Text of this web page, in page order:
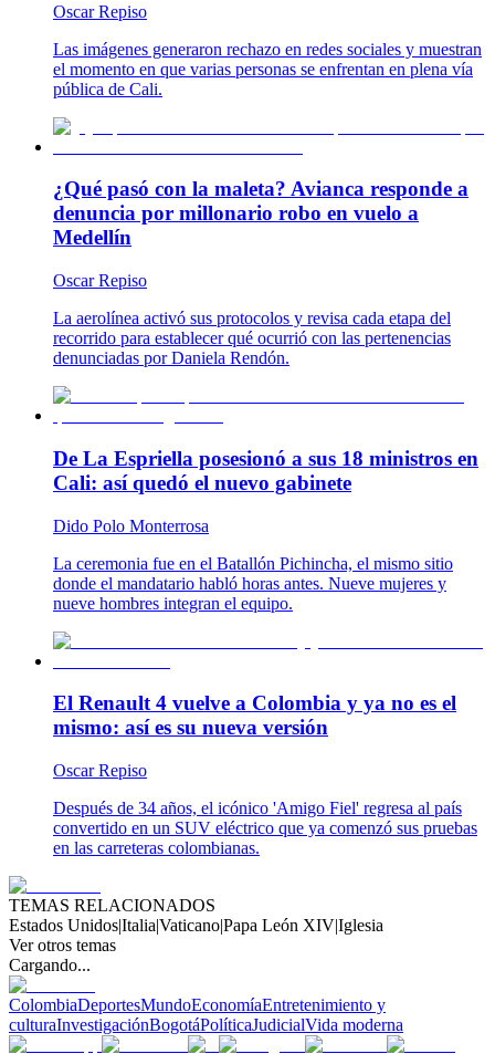
Oscar Repiso
Las imágenes generaron rechazo en redes sociales y muestran
el momento en que varias personas se enfrentan en plena vía
pública de Cali.
¿Qué pasó con la maleta? Avianca responde a
denuncia por millonario robo en vuelo a
Medellín
Oscar Repiso
La aerolínea activó sus protocolos y revisa cada etapa del
recorrido para establecer qué ocurrió con las pertenencias
denunciadas por Daniela Rendón.
De La Espriella posesionó a sus 18 ministros en
Cali: así quedó el nuevo gabinete
Dido Polo Monterrosa
La ceremonia fue en el Batallón Pichincha, el mismo sitio
donde el mandatario habló horas antes. Nueve mujeres y
nueve hombres integran el equipo.
El Renault 4 vuelve a Colombia y ya no es el
mismo: así es su nueva versión
Oscar Repiso
Después de 34 años, el icónico 'Amigo Fiel' regresa al país
convertido en un SUV eléctrico que ya comenzó sus pruebas
en las carreteras colombianas.
TEMAS RELACIONADOS
Estados Unidos|Italia|Vaticano|Papa León XIV|Iglesia
Ver otros temas
Cargando...
ColombiaDeportesMundoEconomíaEntretenimiento y
culturaInvestigaciónBogotáPolíticaJudicialVida moderna